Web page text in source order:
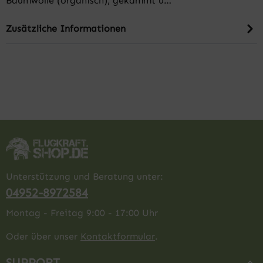
Zusätzliche Informationen
Unterstützung und Beratung unter:
04952-8972584
Montag - Freitag 9:00 - 17:00 Uhr
Oder über unser Kontaktformular.